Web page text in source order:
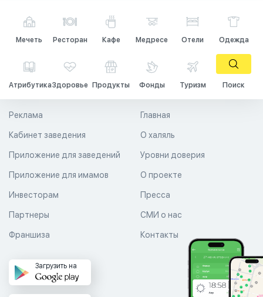
Мечеть Ресторан Кафе Медресе Отели Одежда
АтрибутикаЗдоровье Продукты Фонды Туризм Поиск
Главная
О халяль
Уровни доверия
Реклама
Кабинет заведения
Приложение для заведений
Приложение для имамов О проекте
Пресса
СМИ о нас
Контакты
Инвесторам
Партнеры
Франшиза
Загрузить на